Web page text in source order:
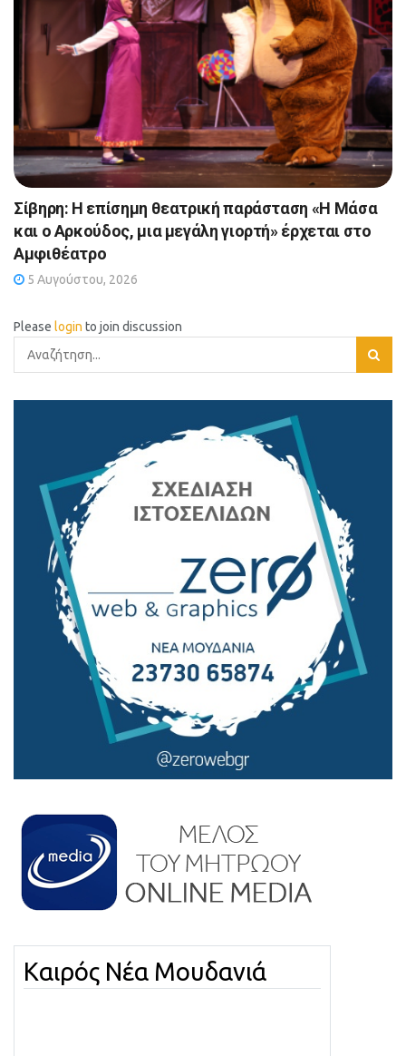
Σίβηρη: Η επίσημη θεατρική παράσταση «Η Μάσα
και ο Αρκούδος, μια μεγάλη γιορτή» έρχεται στο
Αμφιθέατρο
5 Αυγούστου, 2026
Please login to join discussion
Καιρός Νέα Μουδανιά